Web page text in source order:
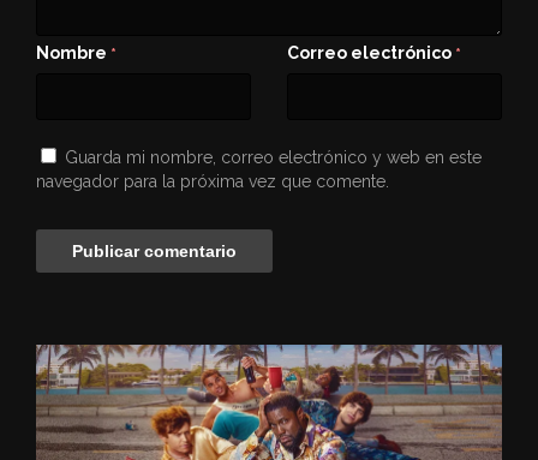
Nombre * Correo electrónico *
Guarda mi nombre, correo electrónico y web en este
navegador para la próxima vez que comente.